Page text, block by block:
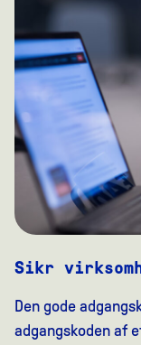
Sikr
Den gode
adgangskoden af